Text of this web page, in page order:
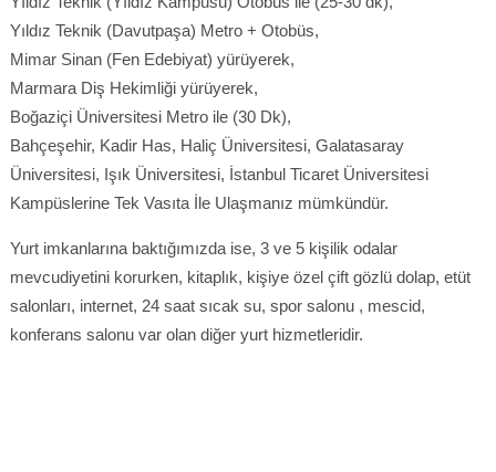
Yıldız Teknik (Davutpaşa) Metro + Otobüs,
Mimar Sinan (Fen Edebiyat) yürüyerek,
Marmara Diş Hekimliği yürüyerek,
Boğaziçi Üniversitesi Metro ile (30 Dk),
Bahçeşehir, Kadir Has, Haliç Üniversitesi, Galatasaray
Üniversitesi, Işık Üniversitesi, İstanbul Ticaret Üniversitesi
Kampüslerine Tek Vasıta İle Ulaşmanız mümkündür.
Yurt imkanlarına baktığımızda ise, 3 ve 5 kişilik odalar
mevcudiyetini korurken, kitaplık, kişiye özel çift gözlü dolap, etüt
salonları, internet, 24 saat sıcak su, spor salonu , mescid,
konferans salonu var olan diğer yurt hizmetleridir.